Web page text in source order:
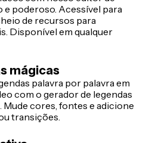
e poderoso. Acessível para
de recursos para
Disponível em qualquer
mágicas
palavra por palavra em
com o gerador de legendas
Mude cores, fontes e adicione
transições.